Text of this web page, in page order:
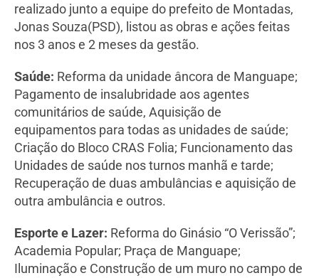
realizado junto a equipe do prefeito de Montadas,
Jonas Souza(PSD), listou as obras e ações feitas
nos 3 anos e 2 meses da gestão.
Saúde: Reforma da unidade âncora de Manguape;
Pagamento de insalubridade aos agentes
comunitários de saúde, Aquisição de
equipamentos para todas as unidades de saúde;
Criação do Bloco CRAS Folia; Funcionamento das
Unidades de saúde nos turnos manhã e tarde;
Recuperação de duas ambulâncias e aquisição de
outra ambulância e outros.
Esporte e Lazer: Reforma do Ginásio “O Verissão”;
Academia Popular; Praça de Manguape;
Iluminação e Construção de um muro no campo de